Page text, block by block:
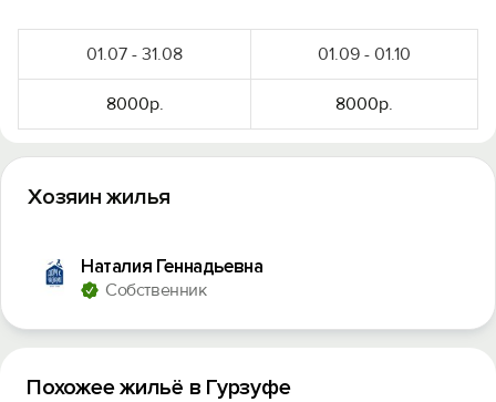
01.07 - 31.08 01.09 - 01.10
8000р. 8000р.
Хозяин жилья
Наталия Геннадьевна
Собственник
Похожее жильё в Гурзуфе